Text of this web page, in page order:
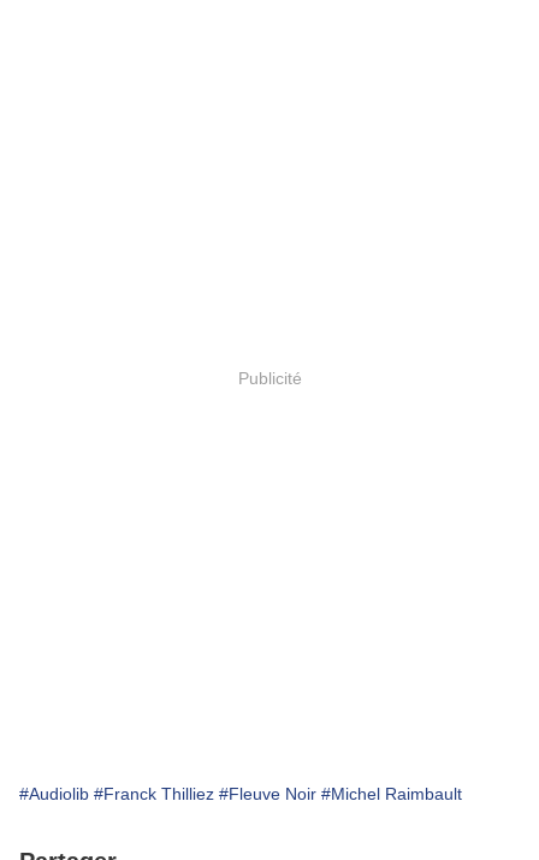
Publicité
#Audiolib #Franck Thilliez #Fleuve Noir #Michel Raimbault